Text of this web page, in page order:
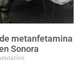
metanfetamina
Sonora